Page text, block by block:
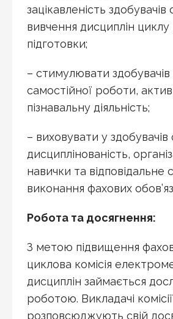
зацікавленість здобувачів
вивчення дисциплін циклу
підготовки;
– стимулювати здобувачів
самостійної роботи,
пізнавальну діяльність;
– виховувати у здобувачів
дисциплінованість,
навички та відповідальне
виконання фахових
Робота та досягнення:
З метою підвищення
циклова комісія
дисциплін займається
роботою. Викладачі комісії
розповсюджують свій